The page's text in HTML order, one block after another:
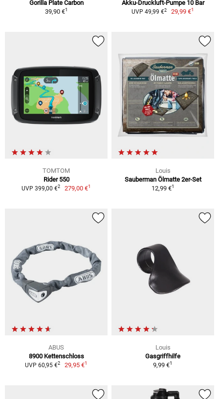
Gorilla Plate Carbon
39,90 €1
Akku-Druckluft-Pumpe 10 Bar
UVP 49,99 €2 29,99 €1
TOMTOM
Rider 550
UVP 399,00 €2 279,00 €1
Louis
Sauberman Ölmatte 2er-Set
12,99 €1
ABUS
8900 Kettenschloss
UVP 60,95 €2 29,95 €1
Louis
Gasgriffhilfe
9,99 €1